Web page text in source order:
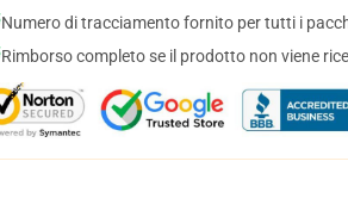
Numero di tracciamento fornito per tutti i
Rimborso completo se il prodotto non viene